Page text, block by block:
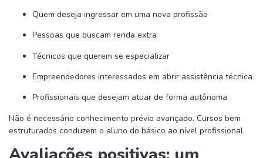
Quem deseja ingressar em uma nova profissão
Pessoas que buscam renda extra
Técnicos que querem se especializar
Empreendedores interessados em abrir assistência técnica
Profissionais que desejam atuar de forma autônoma
Não é necessário conhecimento prévio avançado. Cursos bem
estruturados conduzem o aluno do básico ao nível profissional.